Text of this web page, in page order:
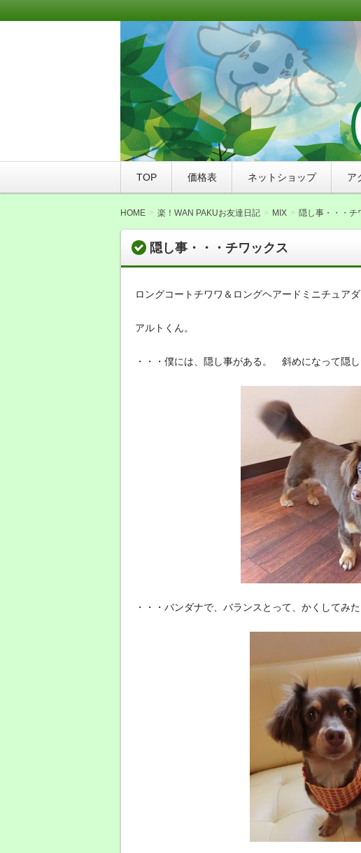
WAN友ブログ（ご来店感
つ店WANPAKU（わんぱ
このサイトは、札幌市豊平区にあるトリミン
WANPAKU（わんぱく）にご来店されたわん
TOP 価格表 ネットショップ ア
HOME 楽！WAN PAKUお友達日記 MIX 隠し事・・・チ
隠し事・・・チワックス
ロングコートチワワ＆ロングヘアードミニチュア
アルトくん。
・・・僕には、隠し事がある。 斜めになって隠し
・・・バンダナで、バランスとって、かくしてみた